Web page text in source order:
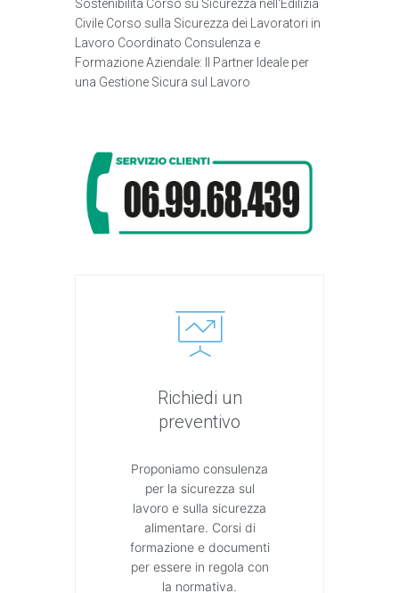
Sostenibilità Corso su Sicurezza nell'Edilizia
Civile Corso sulla Sicurezza dei Lavoratori in
Lavoro Coordinato Consulenza e
Formazione Aziendale: Il Partner Ideale per
una Gestione Sicura sul Lavoro
Richiedi un
preventivo
Proponiamo consulenza
per la sicurezza sul
lavoro e sulla sicurezza
alimentare. Corsi di
formazione e documenti
per essere in regola con
la normativa.